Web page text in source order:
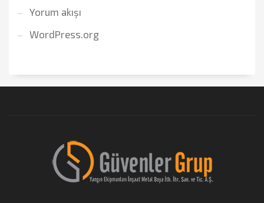
Yorum akışı
WordPress.org